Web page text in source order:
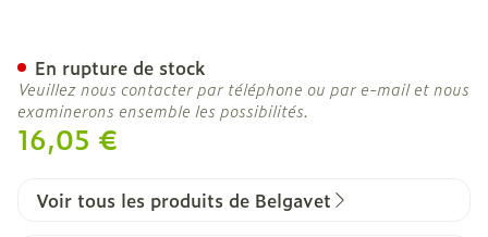
16,05 €
En rupture de stock
Veuillez nous contacter par téléphone ou par e-mail et nous
examinerons ensemble les possibilités.
Voir tous les produits de Belgavet